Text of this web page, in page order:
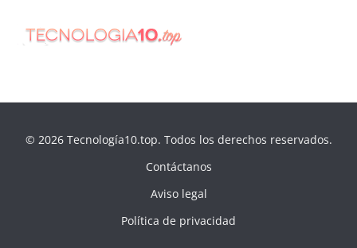
© 2026 Tecnología10.top. Todos los derechos reservados.
Contáctanos
Aviso legal
Política de privacidad